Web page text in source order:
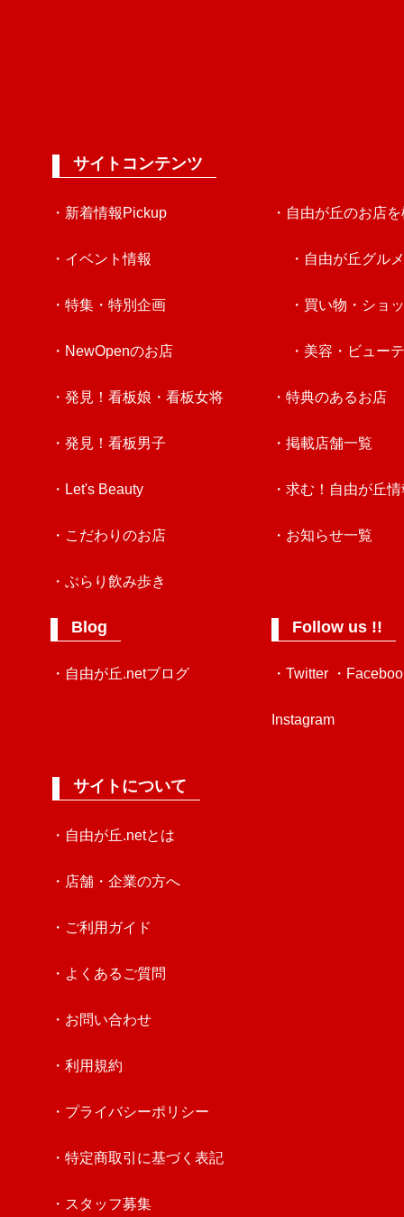
サイトコンテンツ
・新着情報Pickup
・イベント情報
・特集・特別企画
・NewOpenのお店
・発見！看板娘・看板女将
・発見！看板男子
・Let's Beauty
・こだわりのお店
・ぶらり飲み歩き
Blog
・自由が丘.netブログ
・自由が丘のお店
・自由が丘グルメ
・買い物・ショ
・美容・ビュー
・特典のあるお店
・掲載店舗一覧
・求む！自由が丘
・お知らせ一覧
Follow us !!
・Twitter ・
Instagram
サイトについて
・自由が丘.netとは
・店舗・企業の方へ
・ご利用ガイド
・よくあるご質問
・お問い合わせ
・利用規約
・プライバシーポリシー
・特定商取引に基づく表記
・スタッフ募集